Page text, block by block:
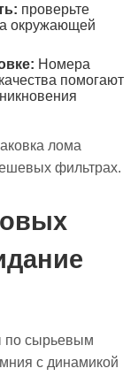
проверьте
окружающей
Номера
помогают
лома
фильтрах.
по сырьевым
с динамикой